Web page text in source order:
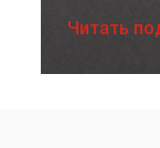
Читать